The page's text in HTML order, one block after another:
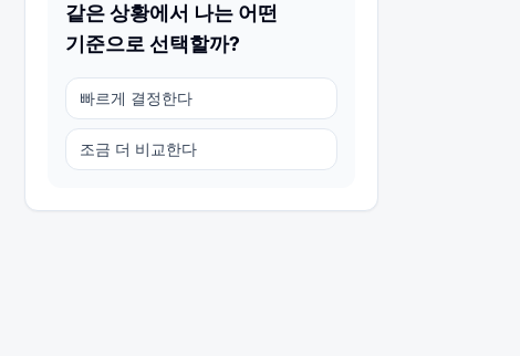
같은 상황에서 나는 어떤
기준으로 선택할까?
빠르게 결정한다
조금 더 비교한다